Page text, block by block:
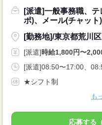
[派遣]一般事務職、
ポ)、メール(チャット
[勤務地]/東京都荒川
[派遣]時給1,800円〜
[派遣]08:50〜17:00、
★シフト制
も
応募する